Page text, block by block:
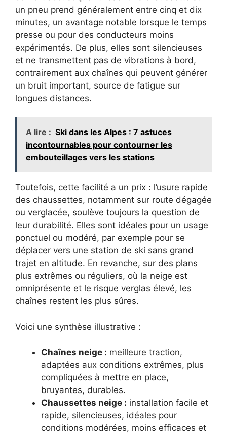
un pneu prend généralement entre cinq et dix
minutes, un avantage notable lorsque le temps
presse ou pour des conducteurs moins
expérimentés. De plus, elles sont silencieuses
et ne transmettent pas de vibrations à bord,
contrairement aux chaînes qui peuvent générer
un bruit important, source de fatigue sur
longues distances.
A lire : Ski dans les Alpes : 7 astuces
incontournables pour contourner les
embouteillages vers les stations
Toutefois, cette facilité a un prix : l’usure rapide
des chaussettes, notamment sur route dégagée
ou verglacée, soulève toujours la question de
leur durabilité. Elles sont idéales pour un usage
ponctuel ou modéré, par exemple pour se
déplacer vers une station de ski sans grand
trajet en altitude. En revanche, sur des plans
plus extrêmes ou réguliers, où la neige est
omniprésente et le risque verglas élevé, les
chaînes restent les plus sûres.
Voici une synthèse illustrative :
Chaînes neige : meilleure traction,
adaptées aux conditions extrêmes, plus
compliquées à mettre en place,
bruyantes, durables.
Chaussettes neige : installation facile et
rapide, silencieuses, idéales pour
conditions modérées, moins efficaces et